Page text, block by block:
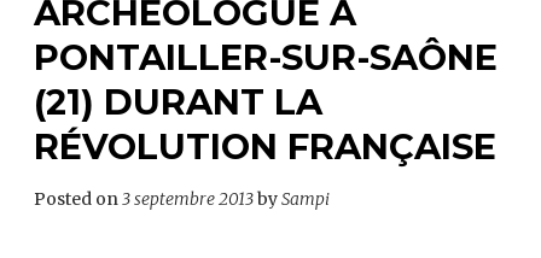
ARCHÉOLOGUE À
PONTAILLER-SUR-SAÔNE
(21) DURANT LA
RÉVOLUTION FRANÇAISE
Posted on3 septembre 2013bySampi